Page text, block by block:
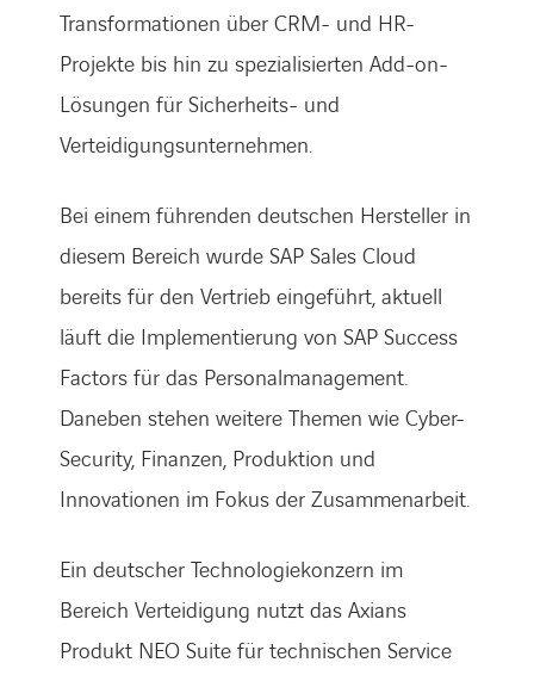
Transformationen über CRM- und HR-
Projekte bis hin zu spezialisierten Add-on-
Lösungen für Sicherheits- und
Verteidigungsunternehmen.
Bei einem führenden deutschen Hersteller in
diesem Bereich wurde SAP Sales Cloud
bereits für den Vertrieb eingeführt, aktuell
läuft die Implementierung von SAP Success
Factors für das Personalmanagement.
Daneben stehen weitere Themen wie Cyber-
Security, Finanzen, Produktion und
Innovationen im Fokus der Zusammenarbeit.
Ein deutscher Technologiekonzern im
Bereich Verteidigung nutzt das Axians
Produkt NEO Suite für technischen Service